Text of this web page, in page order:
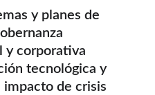
y planes de
y corporativa
tecnológica y
de crisis